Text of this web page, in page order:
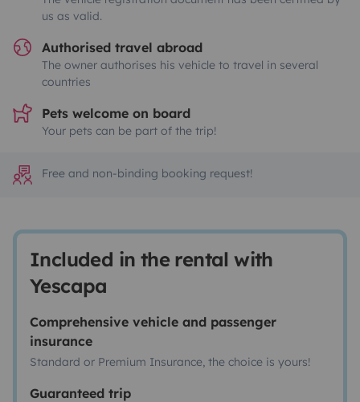
us as valid.
Authorised travel abroad
The owner authorises his vehicle to travel in several
countries
Pets welcome on board
Your pets can be part of the trip!
Free and non-binding booking request!
Included in the rental with
Yescapa
Comprehensive vehicle and passenger
insurance
Standard or Premium Insurance, the choice is yours!
Guaranteed trip